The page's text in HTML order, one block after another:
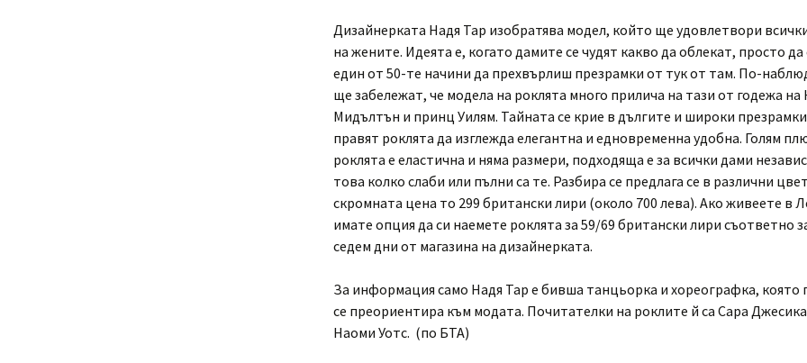
Дизайнерката Надя Тар изобратява модел, който ще удовлетвори
на жените. Идеята е, когато дамите се чудят какво да облекат, просто да
един от 50-те начини да прехвърлиш презрамки от тук от там. По-
ще забележат, че модела на роклята много прилича на тази от годежа на
Мидълтън и принц Уилям. Тайната се крие в дългите и широки
правят роклята да изглежда елегантна и едновременна удобна. Голям
роклята е еластична и няма размери, подходяща е за всички дами
това колко слаби или пълни са те. Разбира се предлага се в различни
скромната цена то 299 британски лири (около 700 лева). Ако живеете в
имате опция да си наемете роклята за 59/69 британски лири съответно
седем дни от магазина на дизайнерката.
За информация само Надя Тар е бивша танцьорка и хореографка, която
се преориентира към модата. Почитателки на роклите й са Сара
Наоми Уотс. (по БТА)